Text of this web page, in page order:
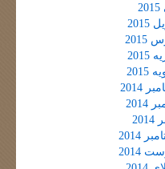
2014
2014
2014